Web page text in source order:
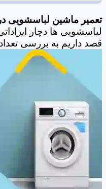
تعمیر ماشین لباسشویی
لباسشویی ها دچار
قصد داریم به بررسی